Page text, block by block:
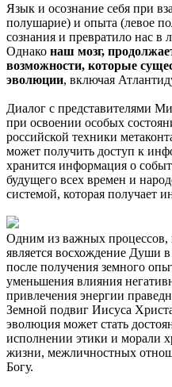
Язык и осознание себя при
полушарие) и опыта (левое
сознания и превратило нас
Однако наш мозг,
возможности, которые
эволюции, включая
Диалог с представителями
при освоении особых
российской техники
может получить доступ к
хранится информация о
будущего всех времен и
системой, которая получает
Одним из важных
является восхождение Души
после получения земного
уменьшения влияния
привлечения энергии
Земной подвиг Иисуса
эволюция может стать
исполнении этики и морали
жизни, межличностных
Богу.